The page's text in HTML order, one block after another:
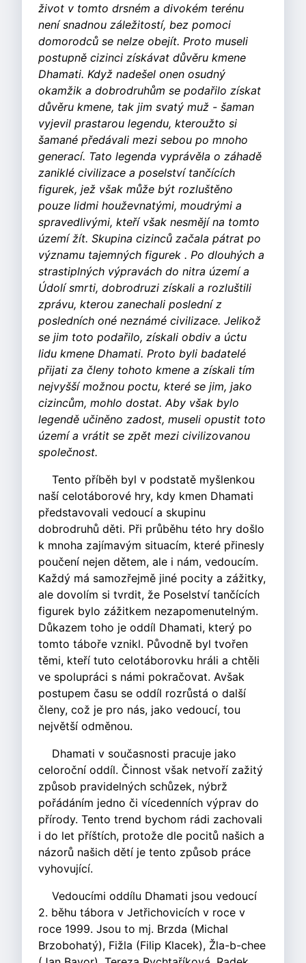
život v tomto drsném a divokém terénu
není snadnou záležitostí, bez pomoci
domorodců se nelze obejít. Proto museli
postupně cizinci získávat důvěru kmene
Dhamati. Když nadešel onen osudný
okamžik a dobrodruhům se podařilo získat
důvěru kmene, tak jim svatý muž - šaman
vyjevil prastarou legendu, kteroužto si
šamané předávali mezi sebou po mnoho
generací. Tato legenda vyprávěla o záhadě
zaniklé civilizace a poselství tančících
figurek, jež však může být rozluštěno
pouze lidmi houževnatými, moudrými a
spravedlivými, kteří však nesmějí na tomto
území žít. Skupina cizinců začala pátrat po
významu tajemných figurek . Po dlouhých a
strastiplných výpravách do nitra území a
Údolí smrti, dobrodruzi získali a rozluštili
zprávu, kterou zanechali poslední z
posledních oné neznámé civilizace. Jelikož
se jim toto podařilo, získali obdiv a úctu
lidu kmene Dhamati. Proto byli badatelé
přijati za členy tohoto kmene a získali tím
nejvyšší možnou poctu, které se jim, jako
cizincům, mohlo dostat. Aby však bylo
legendě učiněno zadost, museli opustit toto
území a vrátit se zpět mezi civilizovanou
společnost.
Tento příběh byl v podstatě myšlenkou
naší celotáborové hry, kdy kmen Dhamati
představovali vedoucí a skupinu
dobrodruhů děti. Při průběhu této hry došlo
k mnoha zajímavým situacím, které přinesly
poučení nejen dětem, ale i nám, vedoucím.
Každý má samozřejmě jiné pocity a zážitky,
ale dovolím si tvrdit, že Poselství tančících
figurek bylo zážitkem nezapomenutelným.
Důkazem toho je oddíl Dhamati, který po
tomto táboře vznikl. Původně byl tvořen
těmi, kteří tuto celotáborovku hráli a chtěli
ve spolupráci s námi pokračovat. Avšak
postupem času se oddíl rozrůstá o další
členy, což je pro nás, jako vedoucí, tou
největší odměnou.
Dhamati v současnosti pracuje jako
celoroční oddíl. Činnost však netvoří zažitý
způsob pravidelných schůzek, nýbrž
pořádáním jedno či vícedenních výprav do
přírody. Tento trend bychom rádi zachovali
i do let příštích, protože dle pocitů našich a
názorů našich dětí je tento způsob práce
vyhovující.
Vedoucími oddílu Dhamati jsou vedoucí
2. běhu tábora v Jetřichovicích v roce v
roce 1999. Jsou to mj. Brzda (Michal
Brzobohatý), Fižla (Filip Klacek), Žla-b-chee